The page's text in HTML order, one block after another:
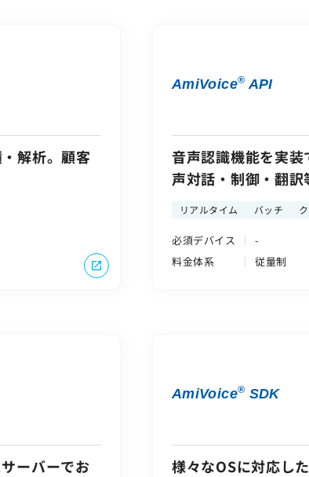
解析。顧客
AmiVoice® API
音声認識機能を実
声対話・制御・翻
リアルタイム バッチ
必須デバイス
-
料金体系
従量制
ーバーでお
AmiVoice® SDK
様々なOSに対応し